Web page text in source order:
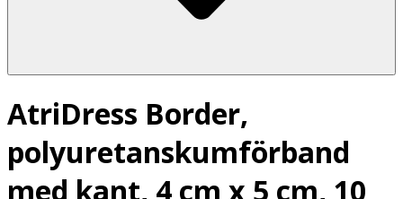
AtriDress Border,
polyuretanskumförband
med kant, 4 cm x 5 cm, 10